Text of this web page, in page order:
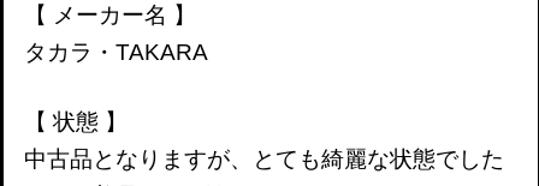
【 メーカー名 】
タカラ・TAKARA
【 状態 】
中古品となりますが、とても綺麗な状態でした